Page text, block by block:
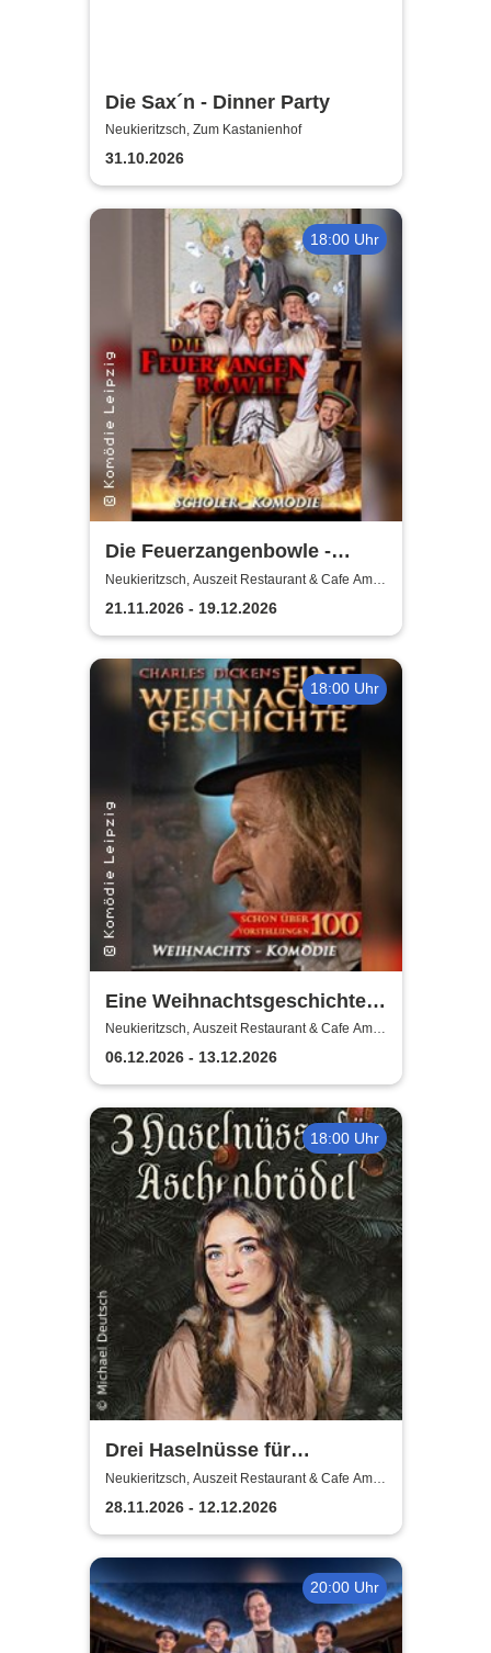
Die Sax´n - Dinner Party
Neukieritzsch, Zum Kastanienhof
31.10.2026
18:00 Uhr
Die Feuerzangenbowle -
Komödie Leipzig
Neukieritzsch, Auszeit Restaurant & Cafe Am
Schwanenpark
21.11.2026 - 19.12.2026
18:00 Uhr
Eine Weihnachtsgeschichte -
Komödie Leipzig /
Weihnachtstheater u.
Dinnershow
Neukieritzsch, Auszeit Restaurant & Cafe Am
Schwanenpark
06.12.2026 - 13.12.2026
18:00 Uhr
Drei Haselnüsse für
Aschenbrödel im Auszeit
Neukieritzsch
Neukieritzsch, Auszeit Restaurant & Cafe Am
Schwanenpark
28.11.2026 - 12.12.2026
20:00 Uhr